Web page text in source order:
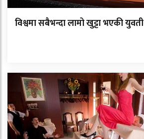
विश्वमा सबैभन्दा लामो खुट्टा भएकी युवती